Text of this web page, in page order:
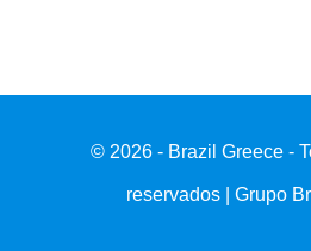
© 2026 - Brazil Greece -
reservados | Grupo